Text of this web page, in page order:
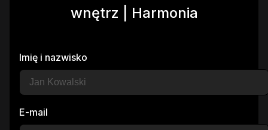
wnętrz | Harmonia
Imię i nazwisko
E-mail